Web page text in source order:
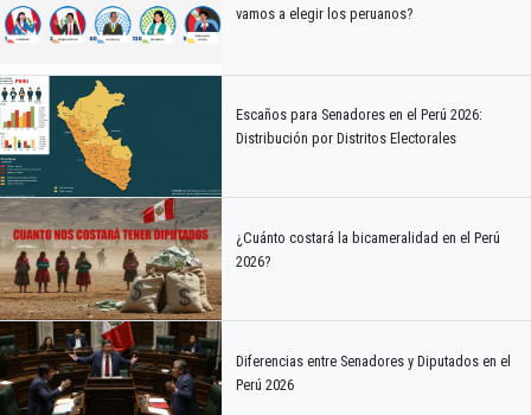
vamos a elegir los peruanos?
Escaños para Senadores en el Perú 2026:
Distribución por Distritos Electorales
¿Cuánto costará la bicameralidad en el Perú
2026?
Diferencias entre Senadores y Diputados en el
Perú 2026